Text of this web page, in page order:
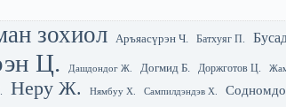
зохиол Аръяасүрэн Ч. Батхуяг П.
Ц. Дашдондог Ж. Догмид Б. Доржготов Ц.
Неру Ж. Нямбуу Х. Сампилдэндэв Х.